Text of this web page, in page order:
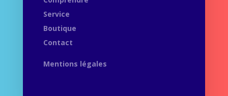
Service
Boutique
Contact
Mentions légales